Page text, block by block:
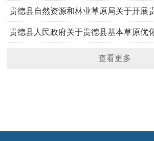
更新成果的公示
贵德县自然资源和林业草原局关于开展
县自然资源所有权首次登记的通告
贵德县人民政府关于贵德县基本草原优
查看更多